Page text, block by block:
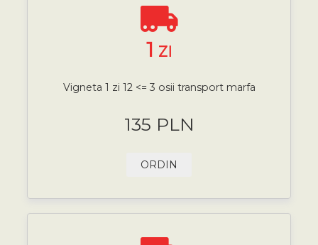
1 ZI
Vigneta 1 zi 12 <= 3 osii transport marfa
135 PLN
ORDIN